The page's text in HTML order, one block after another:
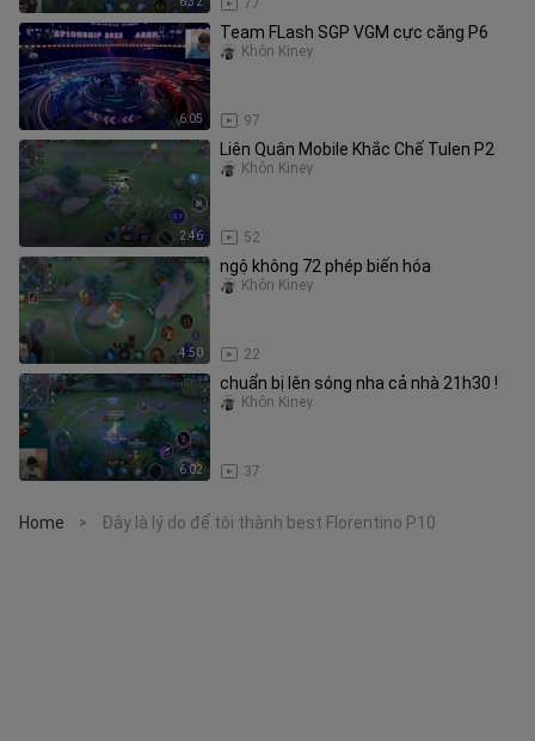
77
6:05
Team FLash SGP VGM cực căng P6
97
Khôn Kiney
2:46
Liên Quân Mobile Khắc Chế Tulen P2
52
Khôn Kiney
4:50
ngộ không 72 phép biến hóa
22
Khôn Kiney
6:02
chuẩn bị lên sóng nha cả nhà 21h30 !
37
Khôn Kiney
Home > Đây là lý do để tôi thành best Florentino P10